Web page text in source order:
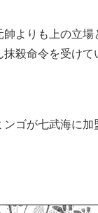
帥よりも上の立場
殺命令を受けて
ンゴが七武海に加